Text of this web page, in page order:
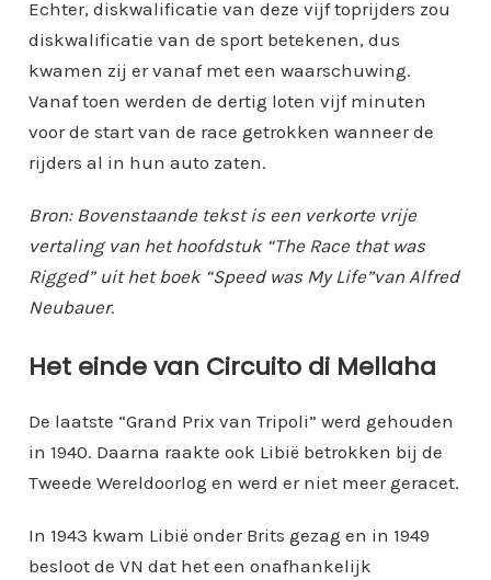
Echter, diskwalificatie van deze vijf toprijders zou
diskwalificatie van de sport betekenen, dus
kwamen zij er vanaf met een waarschuwing.
Vanaf toen werden de dertig loten vijf minuten
voor de start van de race getrokken wanneer de
rijders al in hun auto zaten.
Bron: Bovenstaande tekst is een verkorte vrije
vertaling van het hoofdstuk “The Race that was
Rigged” uit het boek “Speed was My Life”van Alfred
Neubauer.
Het einde van Circuito di Mellaha
De laatste “Grand Prix van Tripoli” werd gehouden
in 1940. Daarna raakte ook Libië betrokken bij de
Tweede Wereldoorlog en werd er niet meer geracet.
In 1943 kwam Libië onder Brits gezag en in 1949
besloot de VN dat het een onafhankelijk